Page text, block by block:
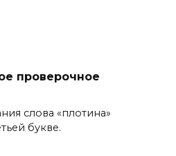
проверочное
слова «плотина»
букве.